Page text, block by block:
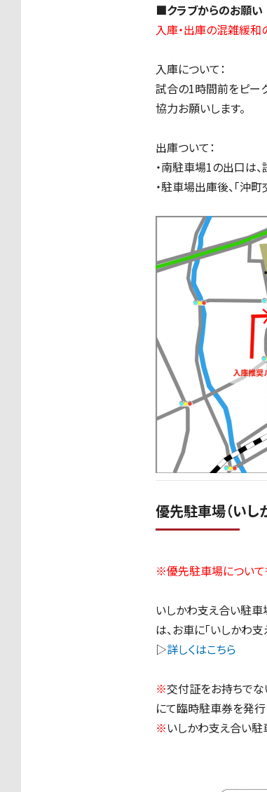
■クラブからのお願い
入庫・出庫の混雑緩和
入庫について：
試合の1時間前をピー
協力お願いします。
出庫ついて：
・南駐車場1の出口は
・駐車場出庫後、「沖
優先駐車場（いし
※優先駐車場について
いしかわ支え合い駐
は、お車に「いしかわ
▷詳しくはこちら
※交付証をお持ちでな
にて臨時駐車券を発行
※いしかわ支え合い駐